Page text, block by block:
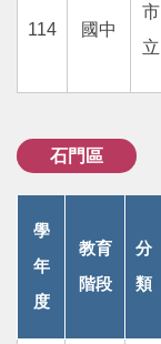
114 國中
市
立
石門區
學
年
度
教育
階段
分
類